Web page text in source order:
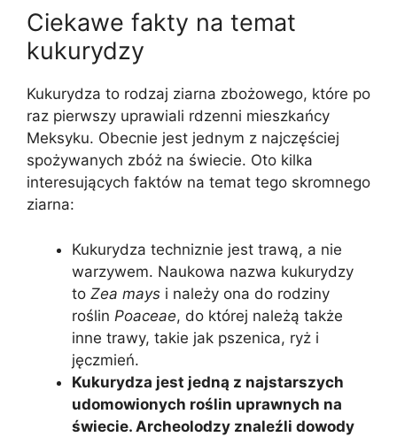
Ciekawe fakty na temat
kukurydzy
Kukurydza to rodzaj ziarna zbożowego, które po
raz pierwszy uprawiali rdzenni mieszkańcy
Meksyku. Obecnie jest jednym z najczęściej
spożywanych zbóż na świecie. Oto kilka
interesujących faktów na temat tego skromnego
ziarna:
Kukurydza techniznie jest trawą, a nie
warzywem. Naukowa nazwa kukurydzy
to Zea mays i należy ona do rodziny
roślin Poaceae, do której należą także
inne trawy, takie jak pszenica, ryż i
jęczmień.
Kukurydza jest jedną z najstarszych
udomowionych roślin uprawnych na
świecie. Archeolodzy znaleźli dowody